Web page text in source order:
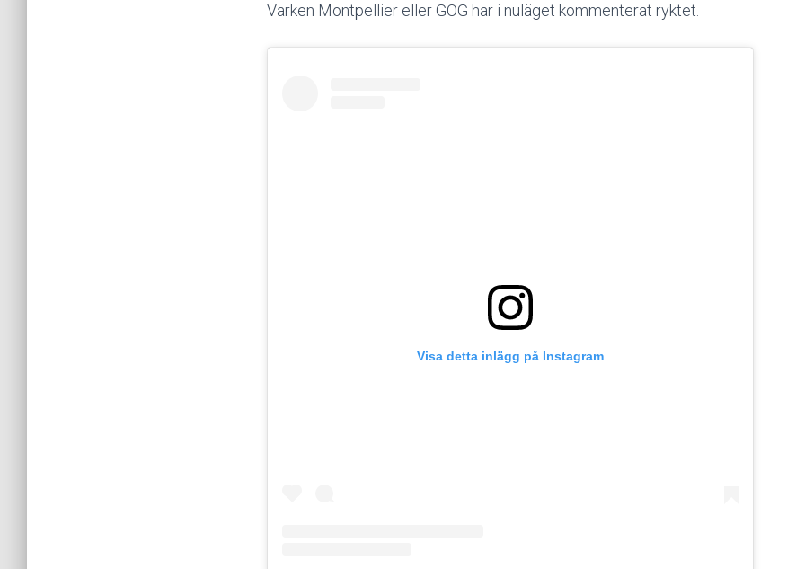
Varken Montpellier eller GOG har i nuläget kommenterat ryktet.
Visa detta inlägg på Instagram